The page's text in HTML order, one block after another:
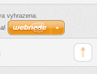
vyhrazena.